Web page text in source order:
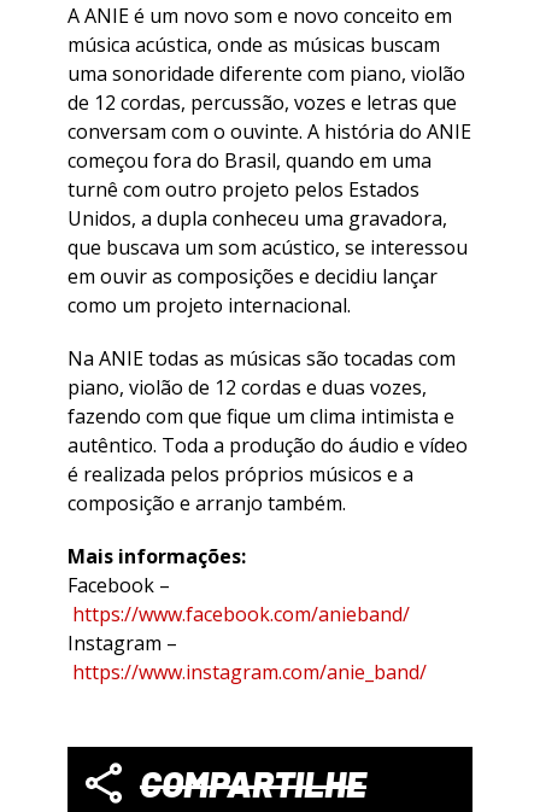
A ANIE é um novo som e novo conceito em
música acústica, onde as músicas buscam
uma sonoridade diferente com piano, violão
de 12 cordas, percussão, vozes e letras que
conversam com o ouvinte. A história do ANIE
começou fora do Brasil, quando em uma
turnê com outro projeto pelos Estados
Unidos, a dupla conheceu uma gravadora,
que buscava um som acústico, se interessou
em ouvir as composições e decidiu lançar
como um projeto internacional.
Na ANIE todas as músicas são tocadas com
piano, violão de 12 cordas e duas vozes,
fazendo com que fique um clima intimista e
autêntico. Toda a produção do áudio e vídeo
é realizada pelos próprios músicos e a
composição e arranjo também.
Mais informações:
Facebook –
https://www.facebook.com/anieband/
Instagram –
https://www.instagram.com/anie_band/
COMPARTILHE